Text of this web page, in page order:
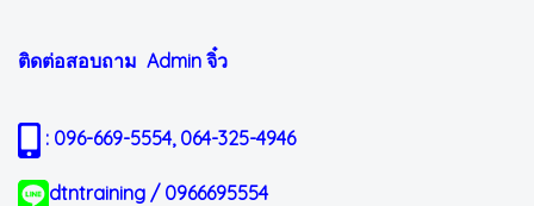
ติดต่อสอบถาม Admin จิ๋ว
: 096-669-5554, 064-325-4946
dtntraining / 0966695554